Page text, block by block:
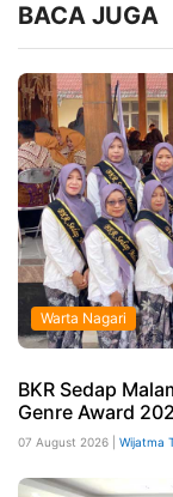
BACA JUGA
Warta Nagari
BKR Sedap
Genre Award
07 August 2026 | Wijatma